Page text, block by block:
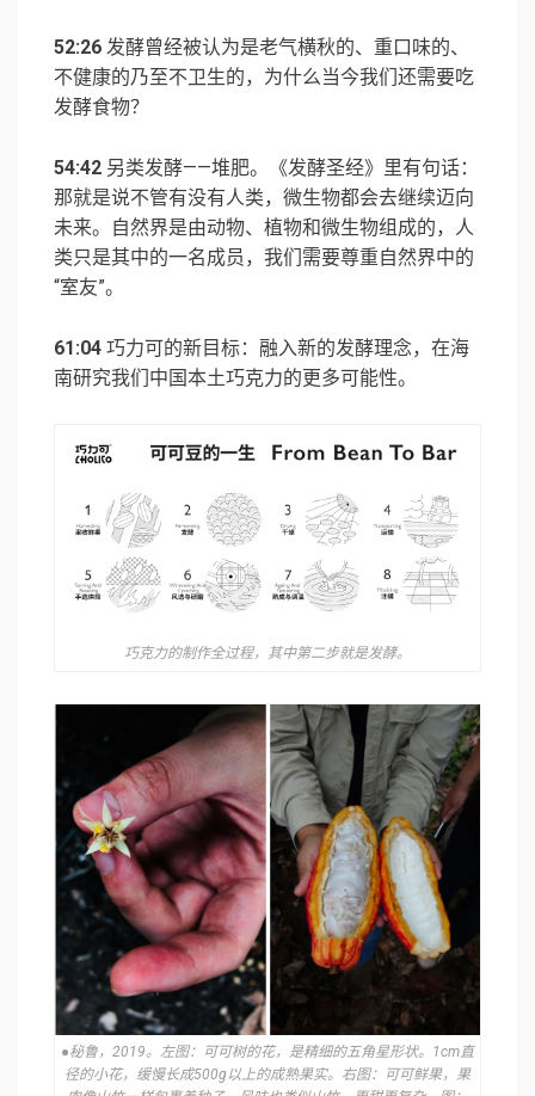
52:26 发酵曾经被认为是老气横秋的、重口味的、
不健康的乃至不卫生的，为什么当今我们还需要吃
发酵食物？
54:42 另类发酵——堆肥。《发酵圣经》里有句话：
那就是说不管有没有人类，微生物都会去继续迈向
未来。自然界是由动物、植物和微生物组成的，人
类只是其中的一名成员，我们需要尊重自然界中的
“室友”。
61:04 巧力可的新目标：融入新的发酵理念，在海
南研究我们中国本土巧克力的更多可能性。
巧克力的制作全过程，其中第二步就是发酵。
●秘鲁，2019。左图：可可树的花，是精细的五⻆星形状。1cm直
径的⼩花，缓慢⻓成500g以上的成熟果实。右图：可可鲜果，果